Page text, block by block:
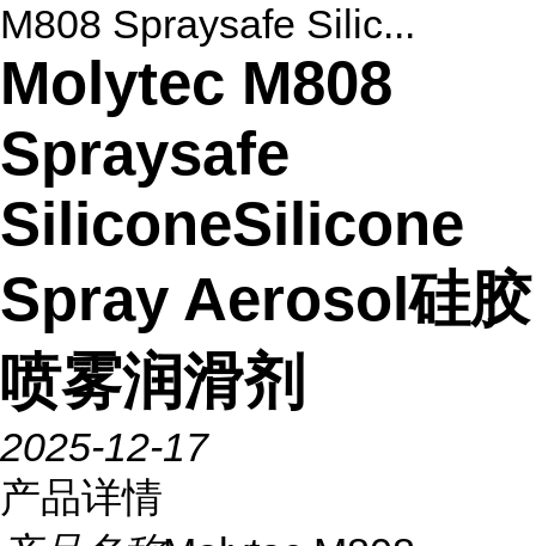
M808 Spraysafe Silic...
Molytec M808
Spraysafe
SiliconeSilicone
Spray Aerosol硅胶
喷雾润滑剂
2025-12-17
产品详情